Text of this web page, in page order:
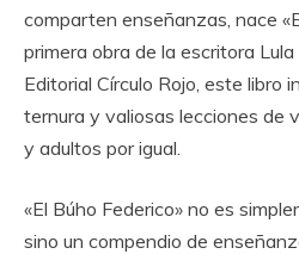
comparten enseñanzas, nace
primera obra de la escritora
Editorial Círculo Rojo, este libro
ternura y valiosas lecciones de
y adultos por igual.
«El Búho Federico» no es
sino un compendio de